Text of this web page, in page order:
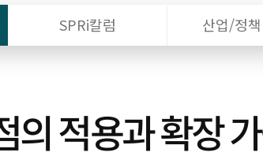
SPRi칼럼 산업/정책
의 적용과 확장